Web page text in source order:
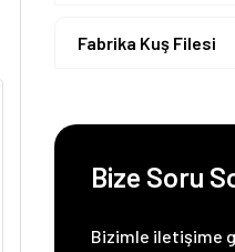
Fabrika Kuş Filesi
Bize Soru
Bizimle iletişime